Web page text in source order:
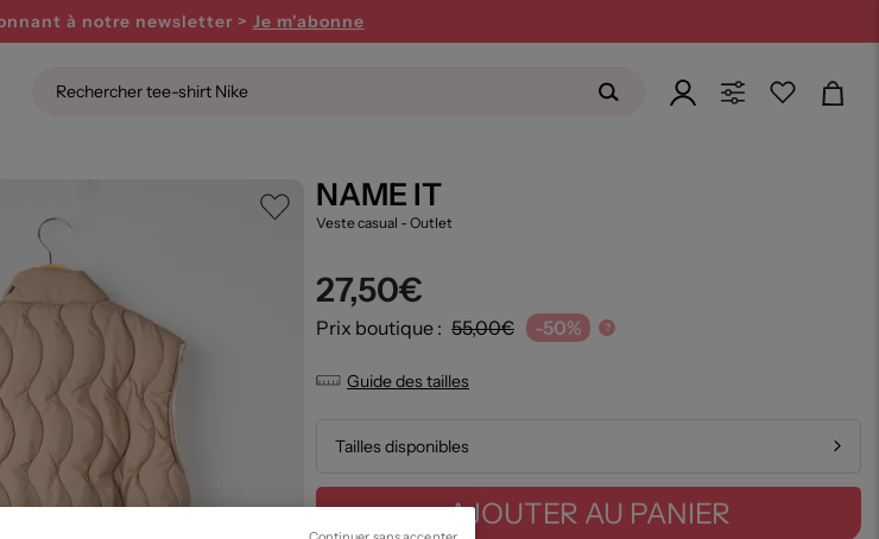
à notre newsletter > Je m'abonne
NAME IT
Veste casual - Outlet
27,50€
Prix boutique : 55,00€ -50% ?
Guide des tailles
Tailles disponibles
AJOUTER AU PANIER